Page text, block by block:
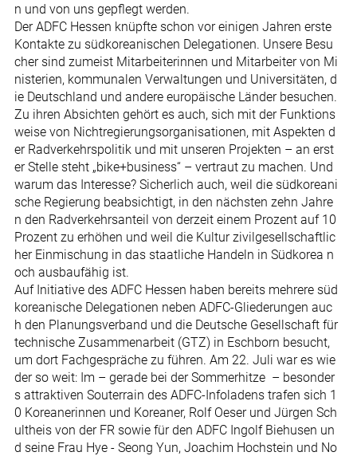
n und von uns gepflegt werden.
Der ADFC Hessen knüpfte schon vor einigen Jahren erste
Kontakte zu südkoreanischen Delegationen. Unsere Besu
cher sind zumeist Mitarbeiterinnen und Mitarbeiter von Mi
nisterien, kommunalen Verwaltungen und Universitäten, d
ie Deutschland und andere europäische Länder besuchen.
Zu ihren Absichten gehört es auch, sich mit der Funktions
weise von Nichtregierungsorganisationen, mit Aspekten d
er Radverkehrspolitik und mit unseren Projekten – an erst
er Stelle steht „bike+business“ – vertraut zu machen. Und
warum das Interesse? Sicherlich auch, weil die südkoreani
sche Regierung beabsichtigt, in den nächsten zehn Jahre
n den Radverkehrsanteil von derzeit einem Prozent auf 10
Prozent zu erhöhen und weil die Kultur zivilgesellschaftlic
her Einmischung in das staatliche Handeln in Südkorea n
och ausbaufähig ist.
Auf Initiative des ADFC Hessen haben bereits mehrere süd
koreanische Delegationen neben ADFC-Gliederungen auc
h den Planungsverband und die Deutsche Gesellschaft für
technische Zusammenarbeit (GTZ) in Eschborn besucht,
um dort Fachgespräche zu führen. Am 22. Juli war es wie
der so weit: Im – gerade bei der Sommerhitze – besonder
s attraktiven Souterrain des ADFC-Infoladens trafen sich 1
0 Koreanerinnen und Koreaner, Rolf Oeser und Jürgen Sch
ultheis von der FR sowie für den ADFC Ingolf Biehusen un
d seine Frau Hye - Seong Yun, Joachim Hochstein und No